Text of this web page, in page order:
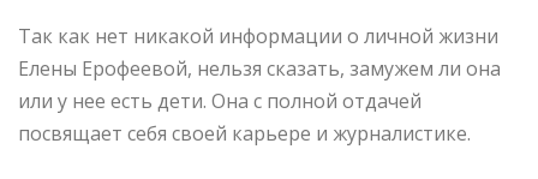
Так как нет никакой информации о личной жизни
Елены Ерофеевой, нельзя сказать, замужем ли она
или у нее есть дети. Она с полной отдачей
посвящает себя своей карьере и журналистике.